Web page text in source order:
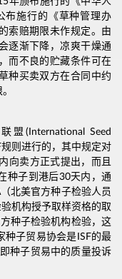
布施行的《草种管理办
索赔期限未作规定。由
逐渐下降，凉爽干燥通
而不良的贮藏条件可在
种买卖双方在合同中约
(International Seed
则进行的，其中规定对
向卖方正式提出，而且
种子到港后30天内，通
北美官方种子检验人员
机构授予取样资格的取
种子检验机构检验，这
种子贸易协会是ISF的最
种子贸易中的质量投诉